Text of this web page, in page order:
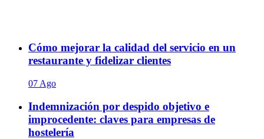
Cómo mejorar la calidad del servicio en un
restaurante y fidelizar clientes
07 Ago
Indemnización por despido objetivo e
improcedente: claves para empresas de
hostelería